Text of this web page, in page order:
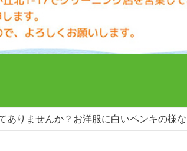
ありませんか？お洋服に白いペンキの様